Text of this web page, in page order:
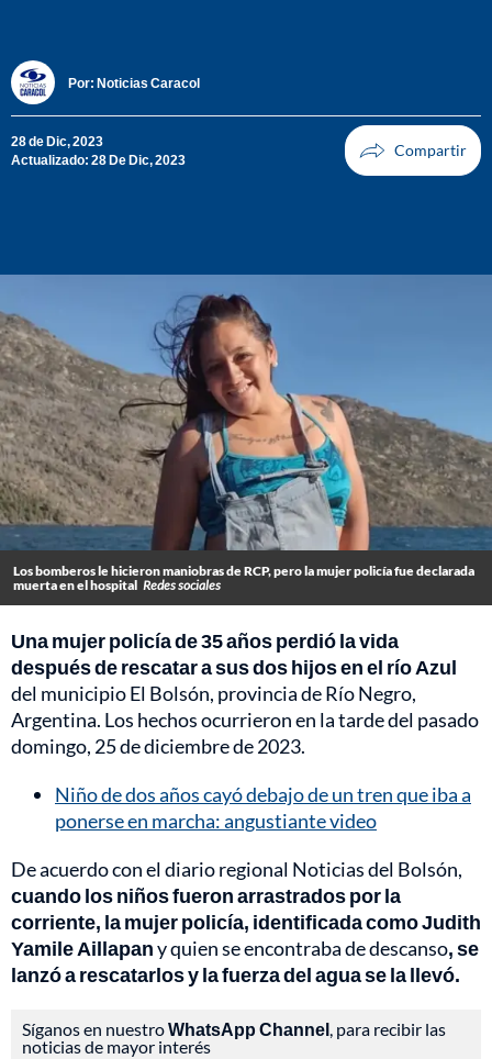
Por: Noticias Caracol
28 de Dic, 2023
Actualizado: 28 De Dic, 2023
Los bomberos le hicieron maniobras de RCP, pero la mujer policía fue declarada
muerta en el hospital Redes sociales
Una mujer policía de 35 años perdió la vida
después de rescatar a sus dos hijos en el río Azul
del municipio El Bolsón, provincia de Río Negro,
Argentina. Los hechos ocurrieron en la tarde del pasado
domingo, 25 de diciembre de 2023.
Niño de dos años cayó debajo de un tren que iba a
ponerse en marcha: angustiante video
De acuerdo con el diario regional Noticias del Bolsón,
cuando los niños fueron arrastrados por la
corriente, la mujer policía, identificada como Judith
Yamile Aillapany quien se encontraba de descanso, se
lanzó a rescatarlos y la fuerza del agua se la llevó.
Síganos en nuestroWhatsApp Channel, para recibir las
noticias de mayor interés